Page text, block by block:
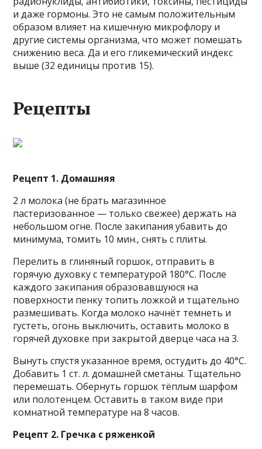
и даже гормоны. Это не самым положительным
образом влияет на кишечную микрофлору и
другие системы организма, что может помешать
снижению веса. Да и его гликемический индекс
выше (32 единицы против 15).
Рецепты
Рецепт 1. Домашняя
2 л молока (не брать магазинное
пастеризованное — только свежее) держать на
небольшом огне. После закипания убавить до
минимума, томить 10 мин., снять с плиты.
Перелить в глиняный горшок, отправить в
горячую духовку с температурой 180°С. После
каждого закипания образовавшуюся на
поверхности пенку топить ложкой и тщательно
размешивать. Когда молоко начнёт темнеть и
густеть, огонь выключить, оставить молоко в
горячей духовке при закрытой дверце часа на 3.
Вынуть спустя указанное время, остудить до 40°С.
Добавить 1 ст. л. домашней сметаны. Тщательно
перемешать. Обернуть горшок тёплым шарфом
или полотенцем. Оставить в таком виде при
комнатной температуре на 8 часов.
Рецепт 2. Гречка с ряженкой